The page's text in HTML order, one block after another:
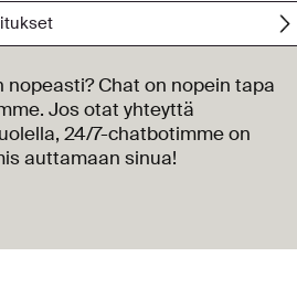
Chat on nopein tapa
Jos otat yhteyttä
24/7-chatbotimme on
auttamaan sinua!